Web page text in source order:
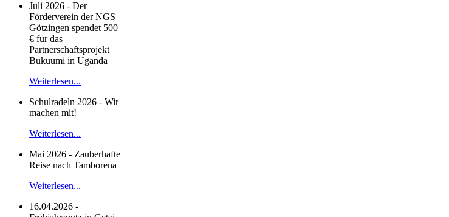
Juli 2026 - Der
Förderverein der NGS
Götzingen spendet 500
€ für das
Partnerschaftsprojekt
Bukuumi in Uganda
Weiterlesen...
Schulradeln 2026 - Wir
machen mit!
Weiterlesen...
Mai 2026 - Zauberhafte
Reise nach Tamborena
Weiterlesen...
16.04.2026 -